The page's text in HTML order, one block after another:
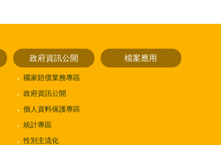
政府資訊公開
國家賠償業務專區
政府資訊公開
個人資料保護專區
統計專區
性別主流化
檔案應用